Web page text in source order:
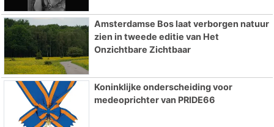
Amsterdamse Bos laat verborgen natuur
zien in tweede editie van Het
Onzichtbare Zichtbaar
Koninklijke onderscheiding voor
medeoprichter van PRIDE66